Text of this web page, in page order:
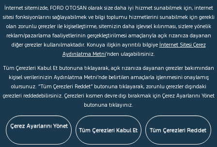
MITSUBISHI
MOTORSIKLET
NISSAN
PEUGEOT
RENAULT
SEAT
SSANGYONG
SUBARU
Garanti
Kampanya
ve
Boya
Parça
İlan
İkinci El Garanti
Kampanyalar
Kredi Hesaplama & Başvuru
© 2026 Ford Türkiye Ford Kurumsal Hakkımızda
Şartlar & Kişisel Verilerin Korunması S.S.S.
Çerez Tercihleri
İnternet sitemizde, FORD OTOSAN olarak size daha iyi hizmet sunabilmek için, internet
sitesi fonksiyonlarını sağlayabilmek ve bilgi toplumu hizmetlerini sunabilmek için gerekli
olan zorunlu çerezler ile kişiselleştirme, sitemizin daha işlevsel kılınması, sizlere yönelik
reklam/pazarlama faaliyetlerinin gerçekleştirilmesi amaçlarıyla açık rızanıza dayanan
diğer çerezler kullanılmaktadır. Konuya ilişkin ayrıntılı bilgiye İnternet Sitesi Çerez
Aydınlatma Metni’nden ulaşabilirsiniz.
Tüm Çerezleri Kabul Et butonuna tıklayarak, açık rızanıza dayanan çerezler bakımından
kişisel verilerinizin Aydınlatma Metni’nde belirtilen amaçlarla işlenmesini onaylamış
olursunuz. “Tüm Çerezleri Reddet” butonuna tıklayarak, zorunlu çerezler dışındaki
çerezleri reddedebilirsiniz. Çerezleri kısmen devre dışı bırakmak için Çerez Ayarlarını Yönet
butonuna tıklayınız.
Çerez Ayarlarını Yönet
Tüm Çerezleri Kabul Et Tüm Çerezleri Reddet